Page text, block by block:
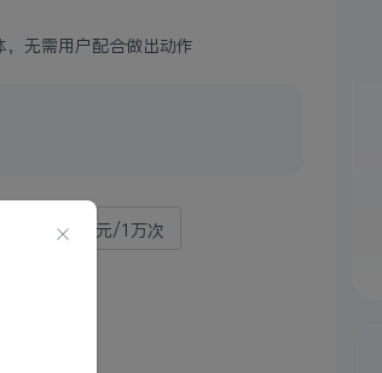
无需用户配合做出动作
800元/1万次